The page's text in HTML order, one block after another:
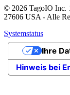
© 2026 TagoIO Inc.
27606 USA - Alle
Systemstatus
Hinweis bei
Ihre